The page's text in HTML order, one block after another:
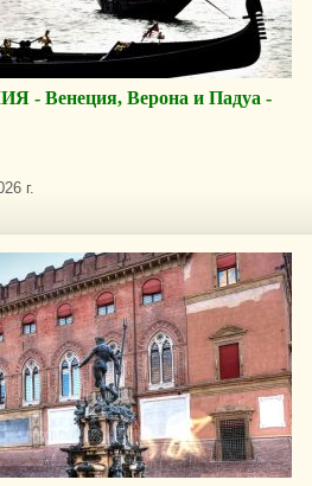
- Венеция, Верона и Падуа -
г.